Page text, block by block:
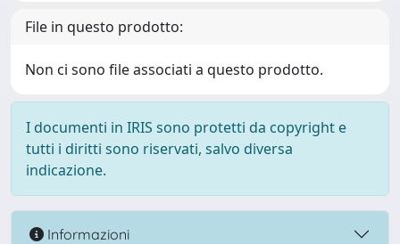
File in questo prodotto:
Non ci sono file associati a questo prodotto.
I documenti in IRIS sono protetti da copyright e
tutti i diritti sono riservati, salvo diversa
indicazione.
Informazioni